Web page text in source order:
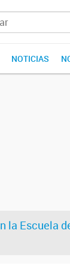
NOTICIAS
la Escuela